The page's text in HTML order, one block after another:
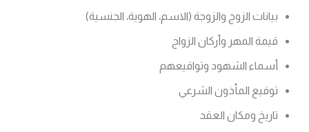
بيانات الزوج والزوجة (الاسم، الهوية، الجنسية)
قيمة المهر وأركان الزواج
أسماء الشهود وتواقيعهم
توقيع المأذون الشرعي
تاريخ ومكان العقد